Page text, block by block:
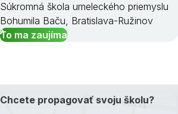
Súkromná škola umeleckého priemyslu
Bohumila Baču, Bratislava-Ružinov
To ma zaujíma
Chcete propagovať svoju školu?